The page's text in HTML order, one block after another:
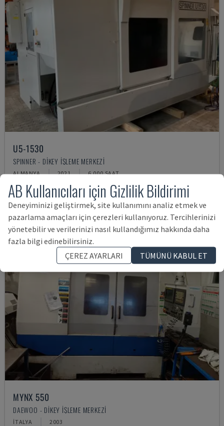
U5-1530
SPINNER - DIKEY İŞLEME MERKEZI
ALMANYA 2021 6.000 SAAT
7,995,994 TL
MYNX 550
DAEWOO - DIKEY İŞLEME MERKEZI
İTALYA 2003
AB Kullanıcıları için Gizlilik Bildirimi
Deneyiminizi geliştirmek, site kullanımını analiz etmek ve
pazarlama amaçları için çerezleri kullanıyoruz. Tercihlerinizi
yönetebilir ve verilerinizi nasıl kullandığımız hakkında daha
fazla bilgi edinebilirsiniz.
ÇEREZ AYARLARI
TÜMÜNÜ KABUL ET